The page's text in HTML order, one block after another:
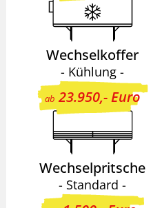
Wechselkoffer
- Kühlung -
ab 23.950,- Euro
Wechselpritsche
- Standard -